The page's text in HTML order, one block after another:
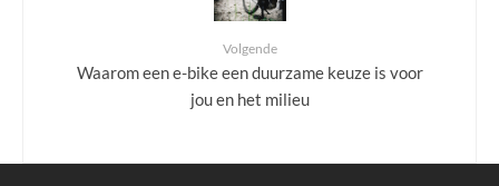
Volgende
Waarom een e-bike een duurzame keuze is voor
jou en het milieu